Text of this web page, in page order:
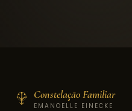
Constelação Familiar
EMANOELLE EINECKE